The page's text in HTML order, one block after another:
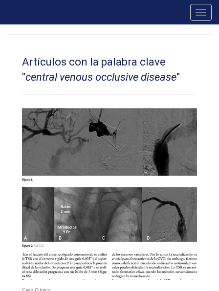
Artículos con la palabra clave
"central venous occlusive disease"